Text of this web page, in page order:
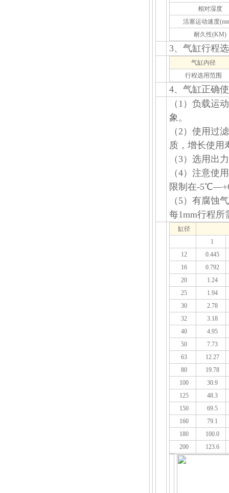
相对湿度
活塞运动速度
耐久性(KM)
3、气缸行程
气缸内径
行程选用范围
4、气缸正确
（1）负载运
象。
（2）使用过
质，增长使用
（3）选用出
（4）注意使
限制在-
（5）有腐蚀
每1mm行程所
缸径
1
12
0.445
16
0.792
20
1.24
25
1.94
30
2.78
32
3.18
40
4.95
50
7.73
63
12.27
80
19.78
100
30.9
125
48.3
150
69.5
160
79.1
180
100.0
200
123.6